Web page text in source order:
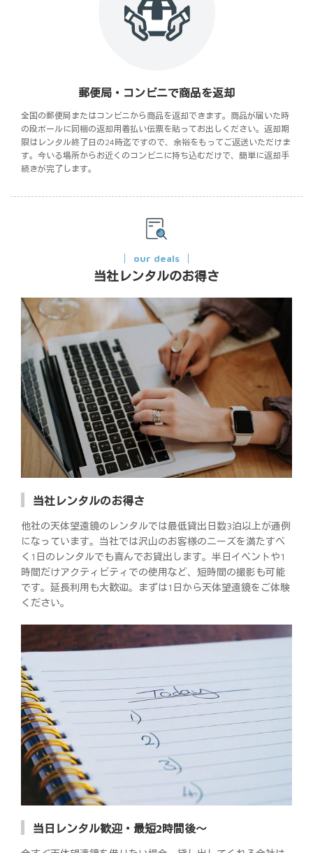
郵便局・コンビニで商品を返却
全国の郵便局またはコンビニから商品を返却できます。商品が届いた時
の段ボールに同梱の返却用着払い伝票を貼ってお出しください。返却期
限はレンタル終了日の24時迄ですので、余裕をもってご返送いただけま
す。今いる場所からお近くのコンビニに持ち込むだけで、簡単に返却手
続きが完了します。
our deals
当社レンタルのお得さ
当社レンタルのお得さ
他社の天体望遠鏡のレンタルでは最低貸出日数3泊以上が通例
になっています。当社では沢山のお客様のニーズを満たすべ
く1日のレンタルでも喜んでお貸出します。半日イベントや1
時間だけアクティビティでの使用など、短時間の撮影も可能
です。延長利用も大歓迎。まずは1日から天体望遠鏡をご体験
ください。
当日レンタル歓迎・最短2時間後～